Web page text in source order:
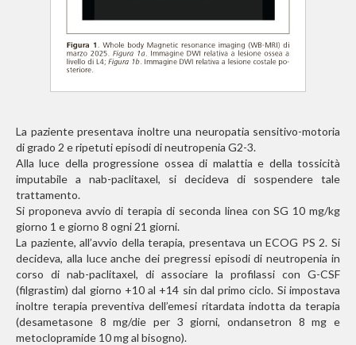
La paziente presentava inoltre una neuropatia sensitivo-motoria
di grado 2 e ripetuti episodi di neutropenia G2-3.
Alla luce della progressione ossea di malattia e della tossicità
imputabile a nab-paclitaxel, si decideva di sospendere tale
trattamento.
Si proponeva avvio di terapia di seconda linea con SG 10 mg/kg
giorno 1 e giorno 8 ogni 21 giorni.
La paziente, all’avvio della terapia, presentava un ECOG PS 2. Si
decideva, alla luce anche dei pregressi episodi di neutropenia in
corso di nab-paclitaxel, di associare la profilassi con G-CSF
(filgrastim) dal giorno +10 al +14 sin dal primo ciclo. Si impostava
inoltre terapia preventiva dell’emesi ritardata indotta da terapia
(desametasone 8 mg/die per 3 giorni, ondansetron 8 mg e
metoclopramide 10 mg al bisogno).